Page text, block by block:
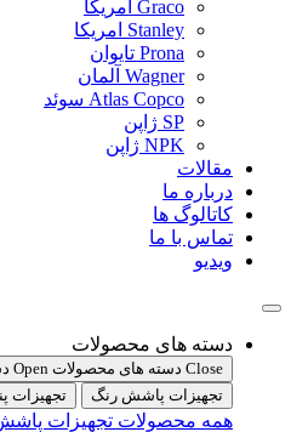
Graco امریکا
Stanley امریکا
Prona تایوان
Wagner آلمان
Atlas Copco سوئد
SP ژاپن
NPK ژاپن
مقالات
درباره ما
کاتالوگ ها
تماس با ما
ویدیو
دسته های محصولات
Close دسته های محصولات
Open دسته های محصولات
تجهیزات پاشش رنگ
تجهیزات
همه محصولات تجهیزات